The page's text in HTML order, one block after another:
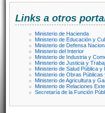
Links a otros
Ministerio de Hacienda
Ministerio de Educación y
Ministerio de Defensa
Ministerio del Interior
Ministerio de Industria y
Ministerio de Justicia y
Ministerio de Salud Pública y
Ministerio de Obras Públicas
Ministerio de Agricultura y
Ministerio de Relaciones
Secretaría de la Función